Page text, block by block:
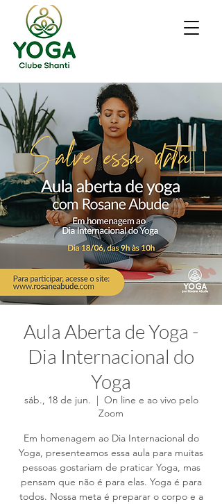
Aula Aberta de Yoga -
Dia Internacional do
Yoga
sáb., 18 de jun.
  |
On line e ao vivo pelo
Zoom
Em homenagem ao Dia Internacional do
Yoga, presenteamos essa aula para muitas
pessoas gostariam de praticar Yoga, mas
pensam que não é para elas. Yoga é para
todos. Nossa meta é preparar o corpo e a